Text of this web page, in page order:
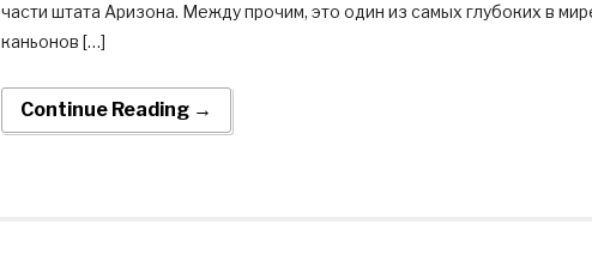
части штата Аризона. Между прочим, это один из самых глубоких в
каньонов […]
Continue Reading →